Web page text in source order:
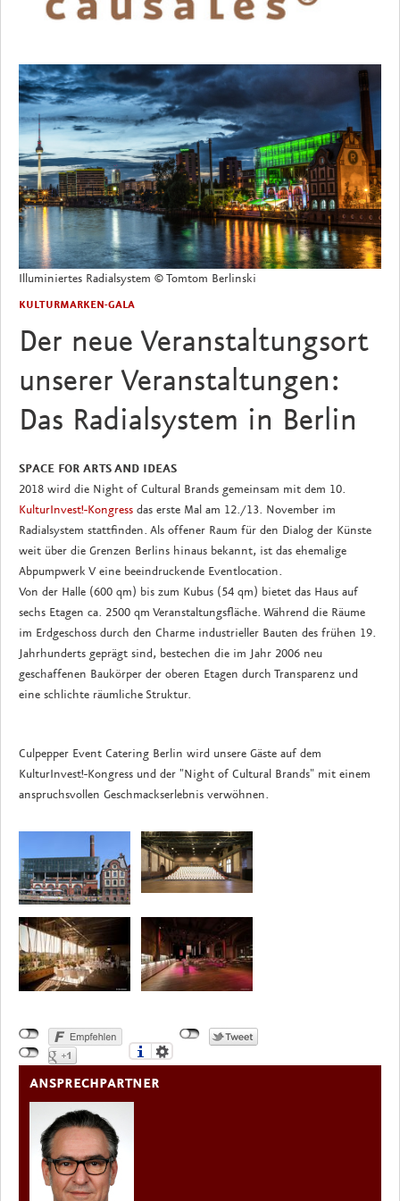
Illuminiertes Radialsystem © Tomtom Berlinski
KULTURMARKEN-GALA
Der neue Veranstaltungsort
unserer Veranstaltungen:
Das Radialsystem in Berlin
SPACE FOR ARTS AND IDEAS
2018 wird die Night of Cultural Brands gemeinsam mit dem 10.
KulturInvest!-Kongress das erste Mal am 12./13. November im
Radialsystem stattfinden. Als offener Raum für den Dialog der Künste
weit über die Grenzen Berlins hinaus bekannt, ist das ehemalige
Abpumpwerk V eine beeindruckende Eventlocation.
Von der Halle (600 qm) bis zum Kubus (54 qm) bietet das Haus auf
sechs Etagen ca. 2500 qm Veranstaltungsfläche. Während die Räume
im Erdgeschoss durch den Charme industrieller Bauten des frühen 19.
Jahrhunderts geprägt sind, bestechen die im Jahr 2006 neu
geschaffenen Baukörper der oberen Etagen durch Transparenz und
eine schlichte räumliche Struktur.
Culpepper Event Catering Berlin wird unsere Gäste auf dem
KulturInvest!-Kongress und der "Night of Cultural Brands" mit einem
anspruchsvollen Geschmackserlebnis verwöhnen.
ANSPRECHPARTNER